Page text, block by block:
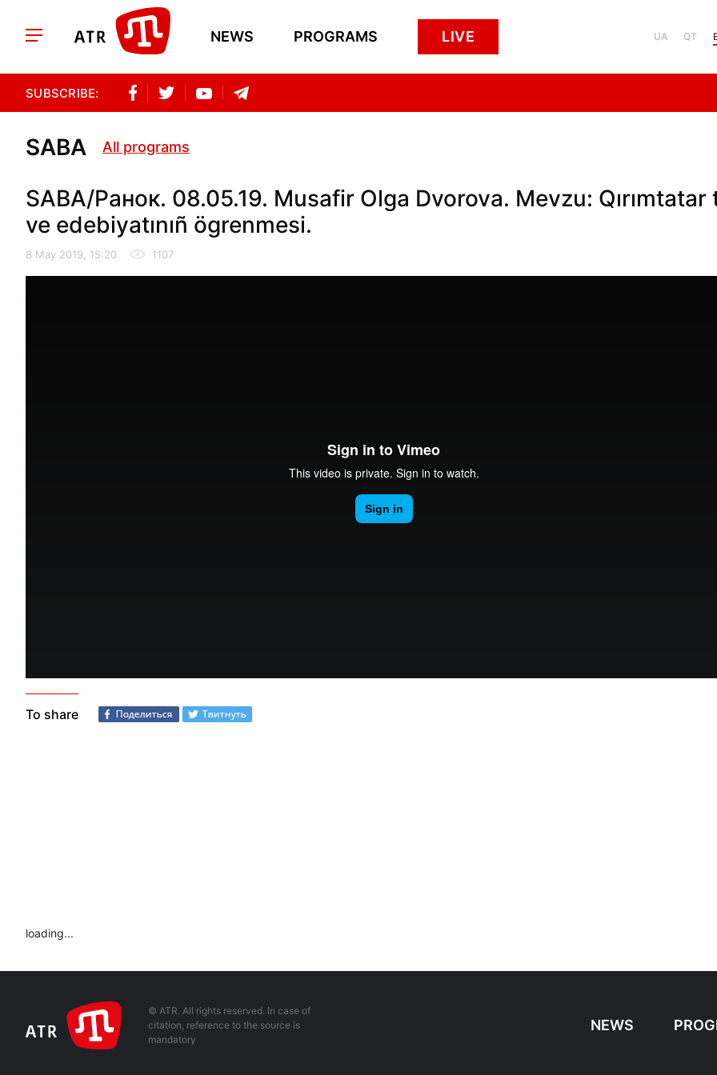
NEWS PROGRAMS LIVE UA QT
SUBSCRIBE:
SABA All programs
SABA/Ранок. 08.05.19. Musafir Olga Dvorova. Mevzu: Qırımtatar
ve edebiyatınıñ ögrenmesi.
8 May 2019, 15:20 1107
To share
loading...
© ATR. All rights reserved. In case of
citation, reference to the source is
mandatory
NEWS